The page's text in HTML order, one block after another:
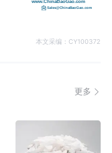
本文采编：CY100372
更多